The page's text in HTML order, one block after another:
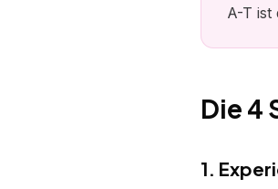
A-T ist
Die 4
1.